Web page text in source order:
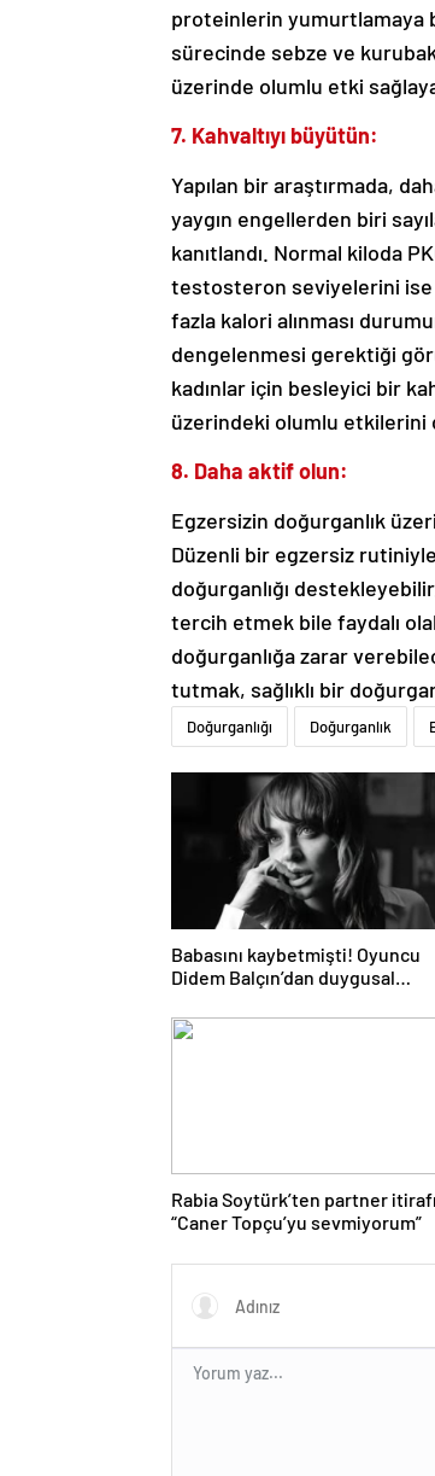
proteinlerin yumurtlamaya
sürecinde sebze ve
üzerinde olumlu etki
7. Kahvaltıyı büyütün:
Yapılan bir araştırmada,
yaygın engellerden biri
kanıtlandı. Normal kiloda
testosteron seviyelerini ise
fazla kalori alınması
dengelenmesi gerektiği
kadınlar için besleyici bir
üzerindeki olumlu etkilerini
8. Daha aktif olun:
Egzersizin doğurganlık
Düzenli bir egzersiz
doğurganlığı
tercih etmek bile faydalı
doğurganlığa zarar
tutmak, sağlıklı bir
Doğurganlığı Doğurganlık
Babasını kaybetmişti! Oyuncu
Didem Balçın’dan duygusal
Rabia Soytürk’ten partner
“Caner Topçu’yu sevmiyorum”